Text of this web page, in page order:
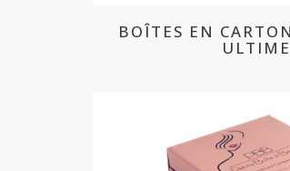
BOÎTES EN
ULTIME